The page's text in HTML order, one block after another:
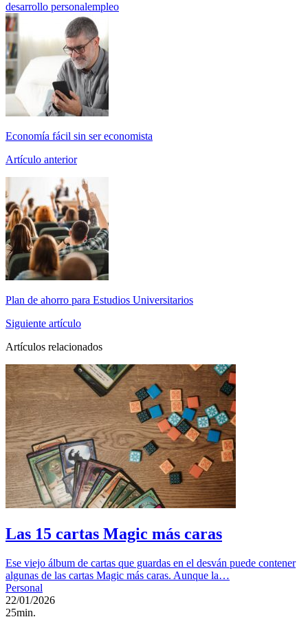
desarrollo personalempleo
Economía fácil sin ser economista
Artículo anterior
Plan de ahorro para Estudios Universitarios
Siguiente artículo
Artículos relacionados
Las 15 cartas Magic más caras
Ese viejo álbum de cartas que guardas en el desván puede contener
algunas de las cartas Magic más caras. Aunque la…
Personal
22/01/2026
25min.